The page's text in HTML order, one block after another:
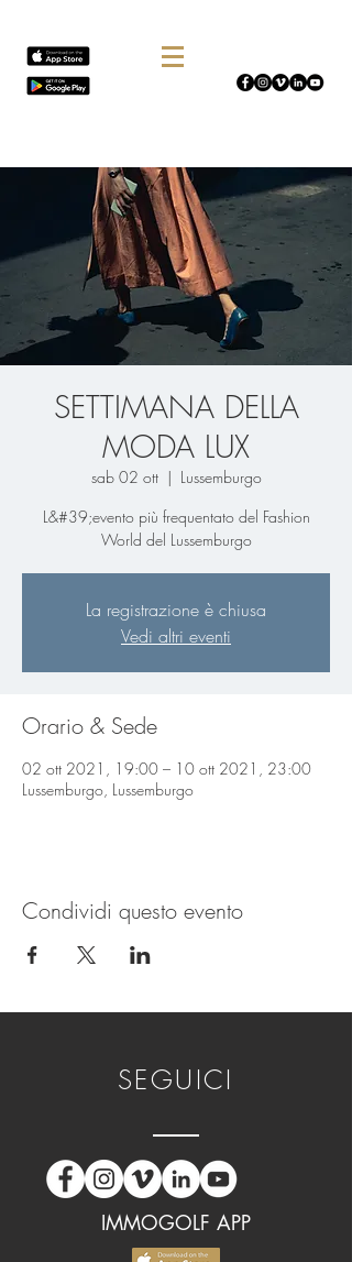
SETTIMANA DELLA
MODA LUX
sab 02 ott
  |
Lussemburgo
L&#39;evento più frequentato del Fashion
World del Lussemburgo
La registrazione è chiusa
Vedi altri eventi
Orario & Sede
02 ott 2021, 19:00 – 10 ott 2021, 23:00
Lussemburgo, Lussemburgo
Condividi questo evento
SEGUICI
IMMOGOLF APP